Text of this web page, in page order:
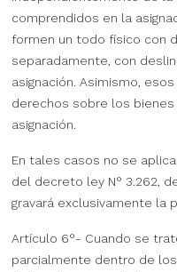
comprendidos en la
formen un todo físico con
separadamente, con
asignación. Asimismo,
derechos sobre los
asignación.
En tales casos no se
del decreto ley N° 3.262,
gravará exclusivamente la
Artículo 6°- Cuando se
parcialmente dentro de